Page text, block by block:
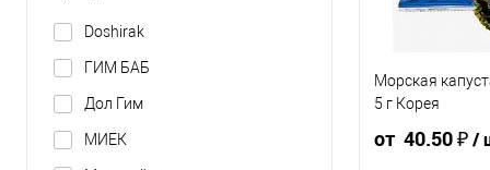
Doshirak
ГИМ БАБ
Дол Гим
МИЕК
общая сумма
В корзину
Упаковка 50 шт
Морская
5 г Корея
от 40.50 ₽/